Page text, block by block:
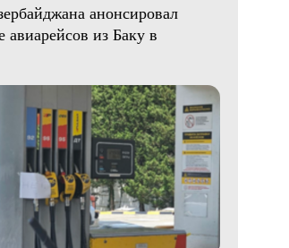
анонсировал
авиарейсов из Баку в